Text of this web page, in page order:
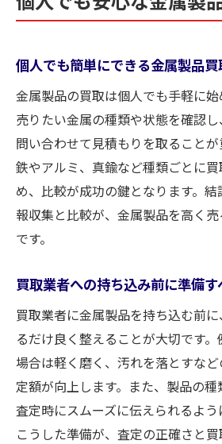
個人でも簡単にできる金属製品
金属製品の買取は個人でも手軽に始
売りたい金属の種類や状態を確認
問い合わせて見積もりを取ることが
鉄やアルミ、真鍮など種類ごとに
め、比較が成功の鍵となります。
報収集と比較が、金属製品を高く
です。
買取業者への持ち込み前に準備す
買取業者に金属製品を持ち込む前
るだけ良く整えることが大切です
場合は軽く磨く、汚れを落とすな
定額が向上します。また、製品の種
査定時にスムーズに伝えられるよう
こうした準備が、査定の正確さと